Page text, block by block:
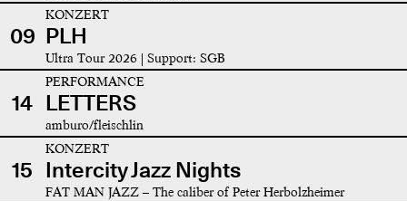
09
KONZERT
PLH
Ultra Tour 2026 | Support: SGB
14
PERFORMANCE
LETTERS
amburo/fleischlin
15
KONZERT
Intercity Jazz Nights
FAT MAN JAZZ – The caliber of Peter Herbolzheimer